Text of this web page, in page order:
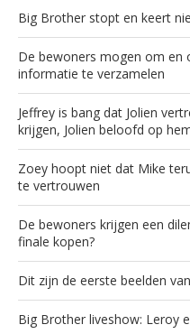
Big Brother stopt en keert
De bewoners mogen om
informatie te verzamelen
Jeffrey is bang dat Jolien
krijgen, Jolien beloofd op
Zoey hoopt niet dat Mike
te vertrouwen
De bewoners krijgen een
finale kopen?
Dit zijn de eerste beelden
Big Brother liveshow: Leroy